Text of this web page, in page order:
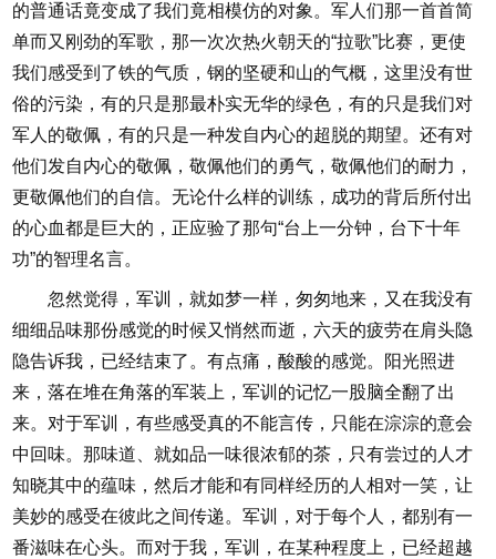
的普通话竟变成了我们竟相模仿的对象。军人们那一首首简
单而又刚劲的军歌，那一次次热火朝天的“拉歌”比赛，更使
我们感受到了铁的气质，钢的坚硬和山的气概，这里没有世
俗的污染，有的只是那最朴实无华的绿色，有的只是我们对
军人的敬佩，有的只是一种发自内心的超脱的期望。还有对
他们发自内心的敬佩，敬佩他们的勇气，敬佩他们的耐力，
更敬佩他们的自信。无论什么样的训练，成功的背后所付出
的心血都是巨大的，正应验了那句“台上一分钟，台下十年
功”的智理名言。
忽然觉得，军训，就如梦一样，匆匆地来，又在我没有
细细品味那份感觉的时候又悄然而逝，六天的疲劳在肩头隐
隐告诉我，已经结束了。有点痛，酸酸的感觉。阳光照进
来，落在堆在角落的军装上，军训的记忆一股脑全翻了出
来。对于军训，有些感受真的不能言传，只能在淙淙的意会
中回味。那味道、就如品一味很浓郁的茶，只有尝过的人才
知晓其中的蕴味，然后才能和有同样经历的人相对一笑，让
美妙的感受在彼此之间传递。军训，对于每个人，都别有一
番滋味在心头。而对于我，军训，在某种程度上，已经超越